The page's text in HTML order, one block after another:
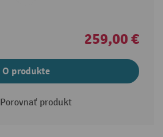
259,00 €
O produkte
Porovnať produkt